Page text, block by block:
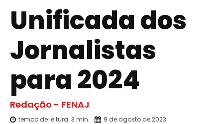
Unificada dos
Jornalistas
para 2024
Redação - FENAJ
tempo de leitura: 3 min. 9 de agosto de 2023